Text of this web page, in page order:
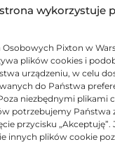
wykorzystuje
Pixton w
plików cookies i
urządzeniu, w celu
do Państwa
niezbędnymi plikami
potrzebujemy
przycisku „Akceptuję”.
innych plików cookie
Asarto